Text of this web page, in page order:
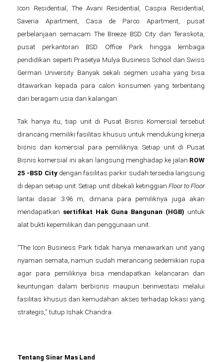
Icon Residential, The Avani Residential, Caspia Residential,
Saveria Apartment, Casa de Parco Apartment, pusat
perbelanjaan semacam The Breeze BSD City dan Teraskota,
pusat perkantoran BSD Office Park hingga lembaga
pendidikan seperti Prasetya Mulya Business School dan Swiss
German University. Banyak sekali segmen usaha yang bisa
ditawarkan kepada para calon konsumen yang terbentang
dari beragam usia dan kalangan.
Tak hanya itu, tiap unit di Pusat Bisnis Komersial tersebut
dirancang memiliki fasilitas khusus untuk mendukung kinerja
bisnis dan komersial para pemiliknya. Setiap unit di Pusat
Bisnis komersial ini akan langsung menghadap ke jalan ROW
25 -BSD Citydengan fasilitas parkir sudah tersedia langsung
di depan setiap unit. Setiap unit dibekali ketinggian Floor to Floor
lantai dasar 3.96 m, dimana para pemiliknya juga akan
mendapatkan sertifikat Hak Guna Bangunan (HGB) untuk
alat bukti kepemilikan dan penggunaan unit.
“The Icon Business Park tidak hanya menawarkan unit yang
nyaman semata, namun sudah merancang sedemikian rupa
agar para pemiliknya bisa mendapatkan kelancaran dan
keuntungan dalam berbisnis maupun berinvestasi melalui
fasilitas khusus dan kemudahan akses terhadap lokasi yang
strategis,” tutup Ishak Chandra.
Tentang Sinar Mas Land